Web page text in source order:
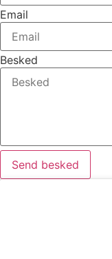
Email
Besked
Send besked